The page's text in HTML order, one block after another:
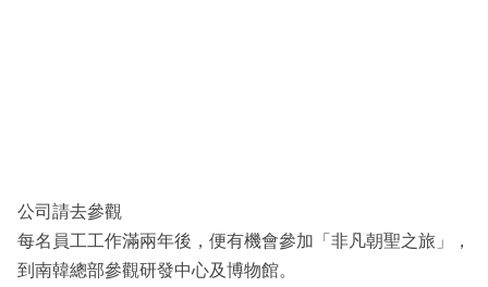
公司請去參觀
每名員工工作滿兩年後，便有機會參加「非凡朝聖之旅」，
到南韓總部參觀研發中心及博物館。